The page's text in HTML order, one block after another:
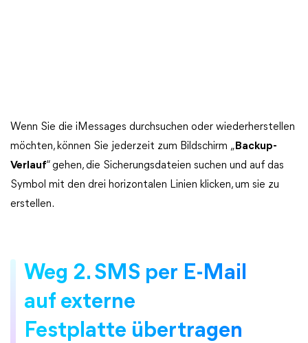
Wenn Sie die iMessages durchsuchen oder wiederherstellen
möchten, können Sie jederzeit zum Bildschirm „ Backup-
Verlauf“ gehen, die Sicherungsdateien suchen und auf das
Symbol mit den drei horizontalen Linien klicken, um sie zu
erstellen.
Weg 2. SMS per E-Mail
auf externe
Festplatte übertragen